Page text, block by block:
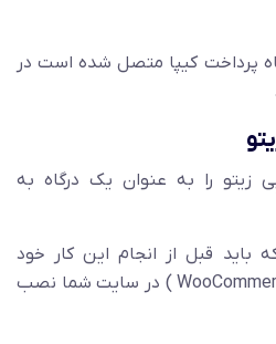
پرداخت کیپا متصل شده است در
زیتو را به عنوان یک درگاه به
باید قبل از انجام این کار خود
پلاگین اصلی ووکامرس ( WooCommerce ) در سایت شما نصب